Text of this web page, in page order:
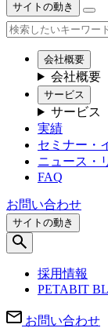
サイトの動き
会社概要
会社概要
サービス
サービス
実績
セミナー・
ニュース・
FAQ
お問い合わせ
サイトの動き
採用情報
PETABIT
お問い合わせ